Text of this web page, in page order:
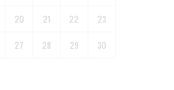
20 21 22 23
27 28 29 30